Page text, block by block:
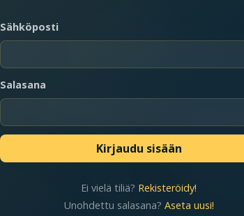
Sähköposti
Salasana
Ei vielä tiliä? Rekisteröidy!
Unohdettu salasana? Aseta uusi!